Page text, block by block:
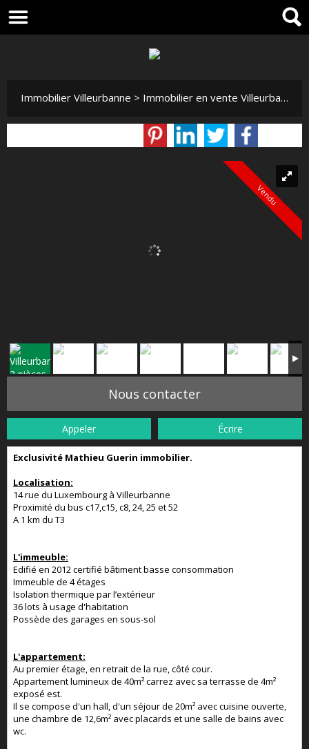
Immobilier Villeurbanne > Immobilier en vente Villeurbanne
Vendu
Nous contacter
Appeler Écrire
Exclusivité Mathieu Guerin immobilier.
Localisation:
14 rue du Luxembourg à Villeurbanne
Proximité du bus c17,c15, c8, 24, 25 et 52
A 1 km du T3
L'immeuble:
Edifié en 2012 certifié bâtiment basse consommation
Immeuble de 4 étages
Isolation thermique par l’extérieur
36 lots à usage d'habitation
Possède des garages en sous-sol
L'appartement:
Au premier étage, en retrait de la rue, côté cour.
Appartement lumineux de 40m² carrez avec sa terrasse de 4m²
exposé est.
Il se compose d'un hall, d'un séjour de 20m² avec cuisine ouverte,
une chambre de 12,6m² avec placards et une salle de bains avec
wc.